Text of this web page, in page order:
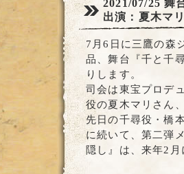
2021/07/25舞
出演：夏木マ
7月6日に三鷹の森
品、舞台『千と千
りします。
司会は東宝プロデ
役の夏木マリさん
先日の千尋役・橋
に続いて、第二弾
隠し』は、来年2